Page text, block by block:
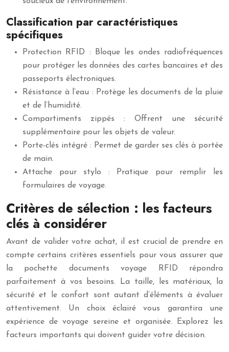
Classification par caractéristiques
spécifiques
Protection RFID : Bloque les ondes radiofréquences
pour protéger les données des cartes bancaires et des
passeports électroniques.
Résistance à l’eau : Protège les documents de la pluie
et de l’humidité.
Compartiments zippés : Offrent une sécurité
supplémentaire pour les objets de valeur.
Porte-clés intégré : Permet de garder ses clés à portée
de main.
Attache pour stylo : Pratique pour remplir les
formulaires de voyage.
Critères de sélection : les facteurs
clés à considérer
Avant de valider votre achat, il est crucial de prendre en
compte certains critères essentiels pour vous assurer que
la pochette documents voyage RFID répondra
parfaitement à vos besoins. La taille, les matériaux, la
sécurité et le confort sont autant d’éléments à évaluer
attentivement. Un choix éclairé vous garantira une
expérience de voyage sereine et organisée. Explorez les
facteurs importants qui doivent guider votre décision.